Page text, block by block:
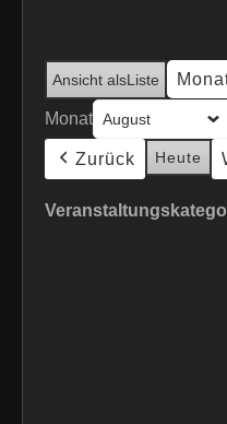
Ansicht alsListe
Monat
Zurück Heute